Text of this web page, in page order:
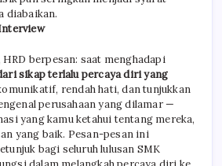
diabaikan.
berpesan: saat menghadapi
sikap terlalu percaya diri yang
rendah hati, dan tunjukkan
perusahaan yang dilamar —
yang kamu ketahui tentang mereka,
yang baik. Pesan-pesan ini
bagi seluruh lulusan SMK